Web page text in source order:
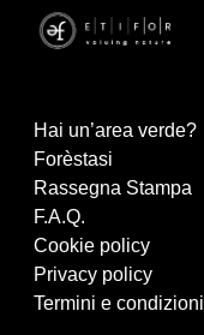
Hai un’area verde?
Forèstasi
Rassegna Stampa
F.A.Q.
Cookie policy
Privacy policy
Termini e condizioni